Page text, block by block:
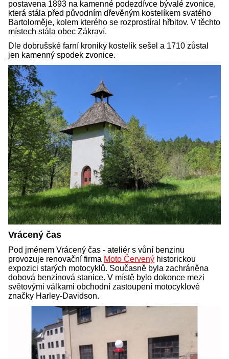
postavena 1893 na kamenné podezdívce bývalé zvonice,
která stála před původním dřevěným kostelíkem svatého
Bartoloměje, kolem kterého se rozprostíral hřbitov. V těchto
místech stála obec Zákraví.
Dle dobrušské farní kroniky kostelík sešel a 1710 zůstal
jen kamenný spodek zvonice.
Vrácený čas
Pod jménem Vrácený čas - ateliér s vůní benzinu
provozuje renovační firma Moto Červený historickou
expozici starých motocyklů. Současně byla zachráněna
dobová benzínová stanice. V místě bylo dokonce mezi
světovými válkami obchodní zastoupení motocyklové
značky Harley-Davidson.